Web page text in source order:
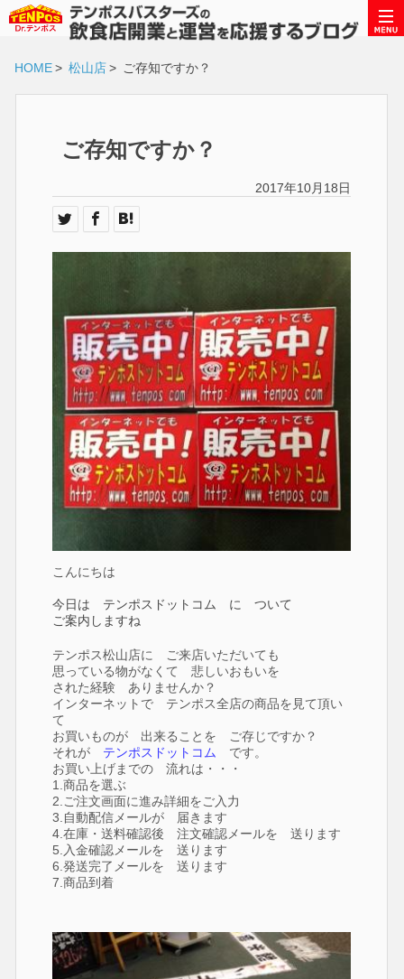
HOME> 松山店> ご存知ですか？
ご存知ですか？
2017年10月18日
こんにちは
今日は テンポスドットコム に ついて
ご案内しますね
テンポス松山店に ご来店いただいても
思っている物がなくて 悲しいおもいを
された経験 ありませんか？
インターネットで テンポス全店の商品を見て頂い
て
お買いものが 出来ることを ご存じですか？
それが テンポスドットコム
です。
お買い上げまでの 流れは・・・
1.商品を選ぶ
2.ご注文画面に進み詳細をご入力
3.自動配信メールが 届きます
4.在庫・送料確認後 注文確認メールを 送ります
5.入金確認メールを 送ります
6.発送完了メールを 送ります
7.商品到着